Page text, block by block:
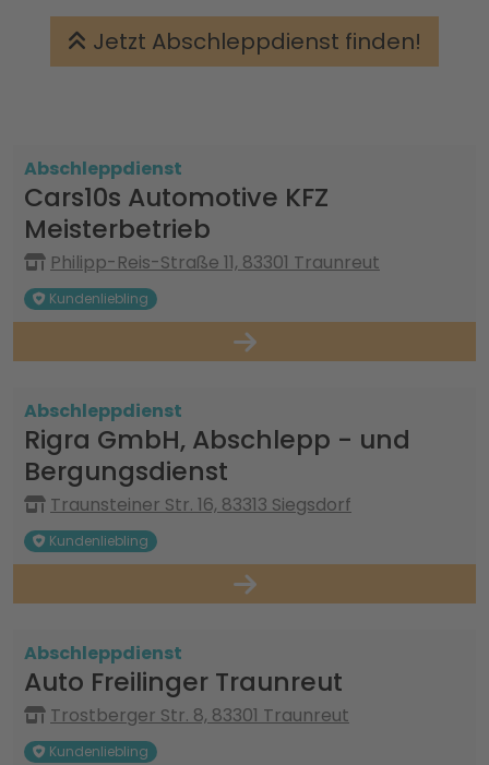
Jetzt Abschleppdienst finden!
Abschleppdienst
Cars10s Automotive KFZ
Meisterbetrieb
Philipp-Reis-Straße 11, 83301 Traunreut
Kundenliebling
Abschleppdienst
Rigra GmbH, Abschlepp - und
Bergungsdienst
Traunsteiner Str. 16, 83313 Siegsdorf
Kundenliebling
Abschleppdienst
Auto Freilinger Traunreut
Trostberger Str. 8, 83301 Traunreut
Kundenliebling